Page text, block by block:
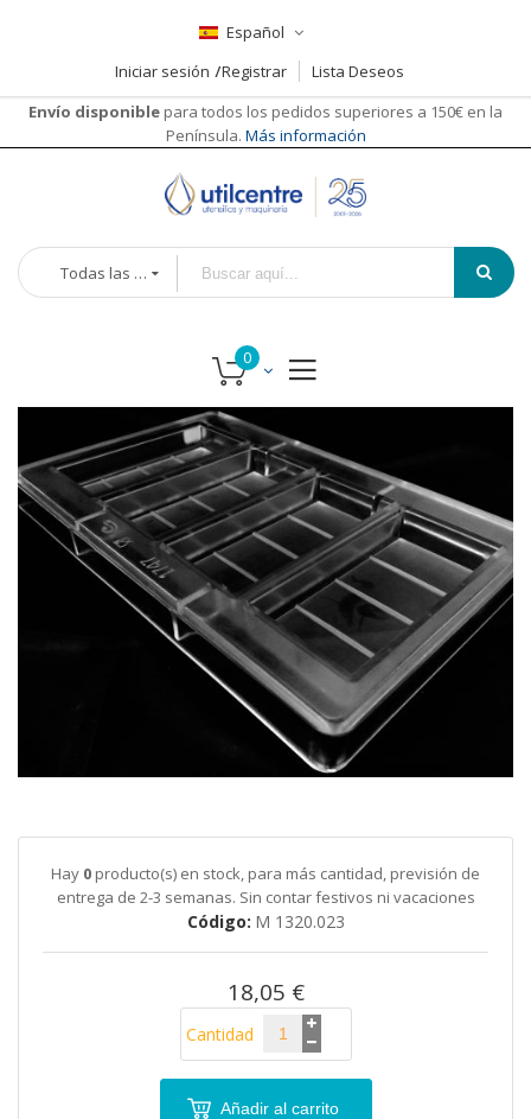
Español
Iniciar sesión
Registrar
Lista Deseos
Envío disponible para todos los pedidos superiores a 150€ en la
Península. Más información
Todas las categorías
final
de
la
galería
comienzo
galería
imágenes
Hay 0 producto(s) en stock, para más cantidad, previsión de
entrega de 2-3 semanas. Sin contar festivos ni vacaciones
Código M 1320.023
18,05 €
Cantidad
Añadir al carrito